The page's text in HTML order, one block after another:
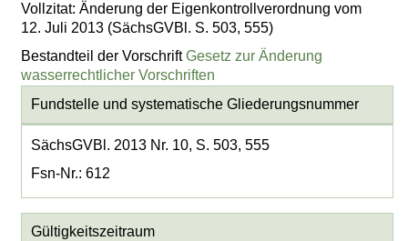
Vollzitat: Änderung der Eigenkontrollverordnung vom
12. Juli 2013 (SächsGVBl. S. 503, 555)
Bestandteil der VorschriftGesetz zur Änderung
wasserrechtlicher Vorschriften
Fundstelle und systematische Gliederungsnummer
SächsGVBl. 2013 Nr. 10, S. 503, 555
Fsn-Nr.: 612
Gültigkeitszeitraum